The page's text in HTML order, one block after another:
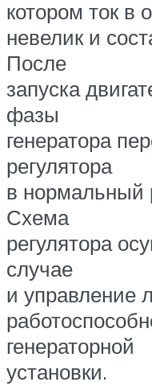
котором ток в
невелик и
После
запуска
фазы
генератора
регулятора
в нормальный
Схема
регулятора
случае
и управление
генераторной
установки.